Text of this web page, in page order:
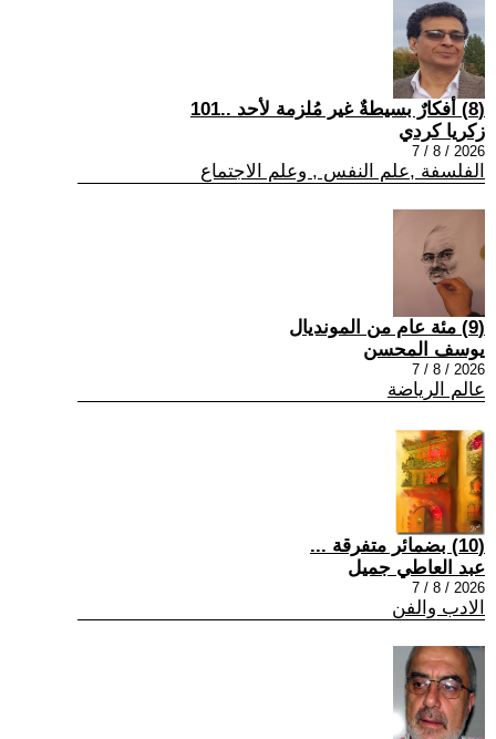
(8) أفكارٌ بسيطةٌ غير مُلزمة لأحد ..101
زكريا كردي
2026 / 8 / 7
الفلسفة ,علم النفس , وعلم الاجتماع
(9) مئة عام من المونديال
يوسف المحسن
2026 / 8 / 7
عالم الرياضة
(10) بضمائر متفرقة ...
عبد العاطي جميل
2026 / 8 / 7
الادب والفن